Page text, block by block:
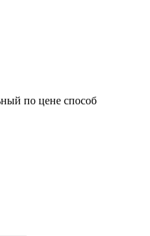
по цене способ